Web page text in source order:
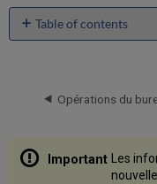
Table of contents
et
Accéder
Les